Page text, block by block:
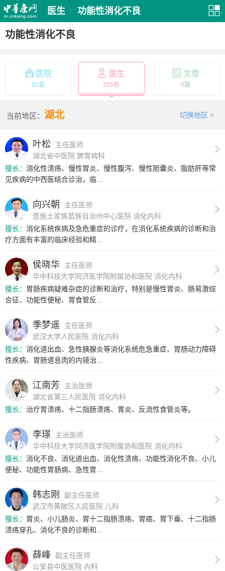
医生 功能性消化不良
功能性消化不良
医院
65家
医生
225名
文章
0篇
当前地区： 湖北 切换地区 >
叶松
主任医师
湖北省中医院 脾胃病科
擅长： 消化性溃疡、慢性胃炎、慢性腹泻、慢性胆囊炎、脂肪肝等常
见疾病的中西医结合诊治，临...
向兴朝
主任医师
恩施土家族苗族自治州中心医院 消化内科
擅长： 消化系统疾病及急危重症的诊疗，在消化系统疾病的诊断和治
疗方面有丰富的临床经验和精...
侯晓华
主任医师
华中科技大学同济医学院附属协和医院 消化内科
擅长： 胃肠疾病疑难杂症的诊断和治疗，特别是慢性胃炎、肠易激综
合征、功能性便秘、胃食管反...
季梦遥
主任医师
武汉大学人民医院 消化内科
擅长： 消化道出血、急性胰腺炎等消化系统危急重症、胃肠动力障碍
性疾病、胃肠道息肉的内镜治...
江南芳
主治医师
湖北省第三人民医院 消化内科
擅长： 治疗胃溃疡、十二指肠溃疡、胃炎、反流性食管炎等。
李璟
主治医师
华中科技大学同济医学院附属协和医院 消化内科
擅长： 消化不良、消化道出血、消化性溃疡、功能性消化不良、小儿
便秘、功能性胃肠病、急性胃...
韩志刚
副主任医师
武汉市黄陂区人民医院 儿科
擅长： 胃炎、小儿肠炎、胃十二指肠溃疡、胃癌、胃下垂、十二指肠
溃疡穿孔、消化不良的诊断和...
薛峰
副主任医师
公安县中医医院 内科